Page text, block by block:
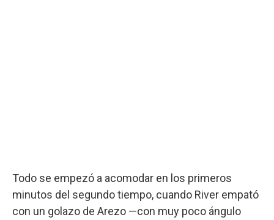
Todo se empezó a acomodar en los primeros
minutos del segundo tiempo, cuando River empató
con un golazo de Arezo —con muy poco ángulo